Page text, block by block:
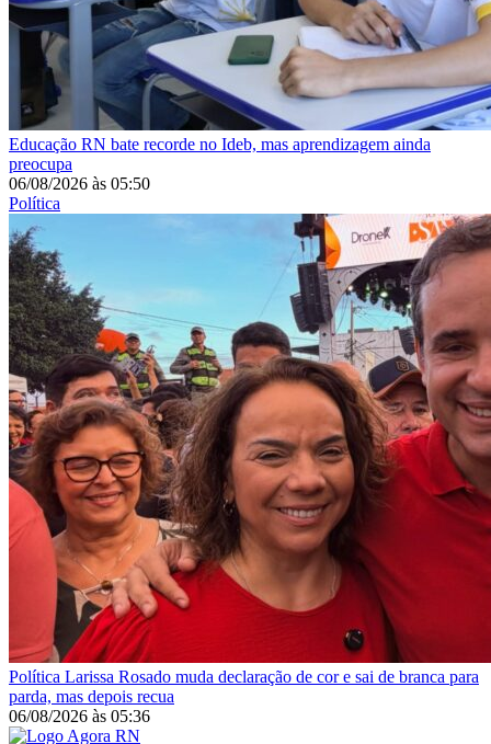
Educação RN bate recorde no Ideb, mas aprendizagem ainda
preocupa
06/08/2026 às 05:50
Política
Política Larissa Rosado muda declaração de cor e sai de branca para
parda, mas depois recua
06/08/2026 às 05:36